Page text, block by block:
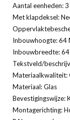
Aantal eenheden: 3
Met klapdeksel:
Inbouwhoogte: 64
Inbouwbreedte:
Tekstveld/
Materiaalkwaliteit:
Materiaal: Glas
Bevestigingswijze:
Montagerichting: